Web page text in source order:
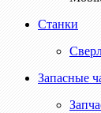
Станки
Запасные